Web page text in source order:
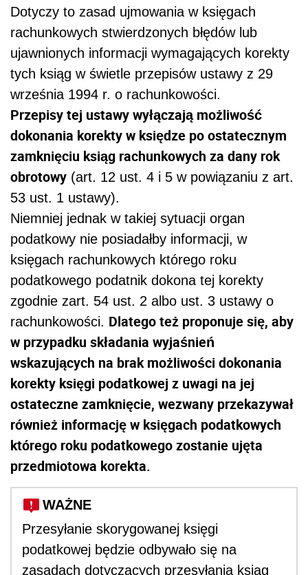
Dotyczy to zasad ujmowania w księgach
rachunkowych stwierdzonych błędów lub
ujawnionych informacji wymagających korekty
tych ksiąg w świetle przepisów ustawy z 29
września 1994 r. o rachunkowości.
Przepisy tej ustawy wyłączają możliwość
dokonania korekty w księdze po ostatecznym
zamknięciu ksiąg rachunkowych za dany rok
obrotowy (art. 12 ust. 4 i 5 w powiązaniu z art.
53 ust. 1 ustawy).
Niemniej jednak w takiej sytuacji organ
podatkowy nie posiadałby informacji, w
księgach rachunkowych którego roku
podatkowego podatnik dokona tej korekty
zgodnie zart. 54 ust. 2 albo ust. 3 ustawy o
rachunkowości. Dlatego też proponuje się, aby
w przypadku składania wyjaśnień
wskazujących na brak możliwości dokonania
korekty księgi podatkowej z uwagi na jej
ostateczne zamknięcie, wezwany przekazywał
również informację w księgach podatkowych
którego roku podatkowego zostanie ujęta
przedmiotowa korekta.
WAŻNE
Przesyłanie skorygowanej księgi
podatkowej będzie odbywało się na
zasadach dotyczących przesyłania ksiąg